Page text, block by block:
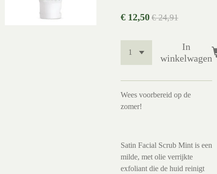
€ 12,50 € 24,91
In
winkelwagen
Wees voorbereid op de
zomer!
Satin Facial Scrub Mint is een
milde, met olie verrijkte
exfoliant die de huid reinigt